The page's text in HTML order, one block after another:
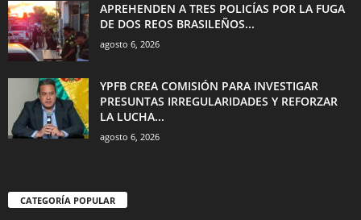
APREHENDEN A TRES POLICÍAS POR LA FUGA
DE DOS REOS BRASILEÑOS...
agosto 6, 2026
YPFB CREA COMISIÓN PARA INVESTIGAR
PRESUNTAS IRREGULARIDADES Y REFORZAR
LA LUCHA...
agosto 6, 2026
CATEGORÍA POPULAR